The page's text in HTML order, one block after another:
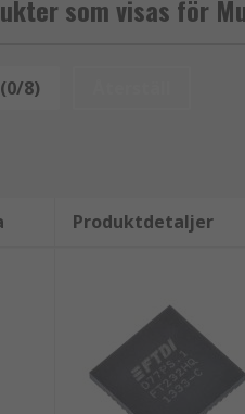
som visas för
8)
Produktdetaljer